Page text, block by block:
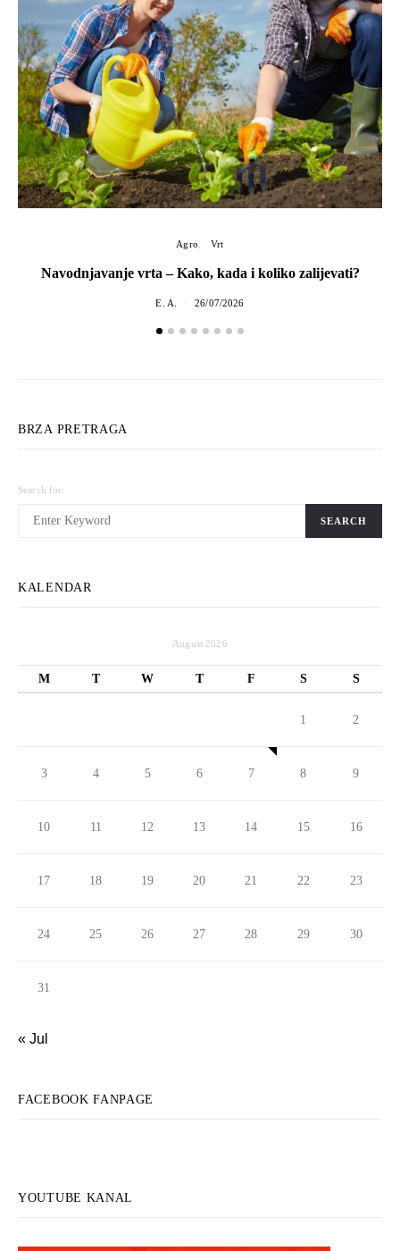
Agro Vrt
Navodnjavanje vrta – Kako, kada i koliko zalijevati?
E. A. 26/07/2026
BRZA PRETRAGA
Search for:
SEARCH
KALENDAR
August 2026
M T W T F S S
1 2
3 4 5 6 7 8 9
10 11 12 13 14 15 16
17 18 19 20 21 22 23
24 25 26 27 28 29 30
31
« Jul
FACEBOOK FANPAGE
YOUTUBE KANAL